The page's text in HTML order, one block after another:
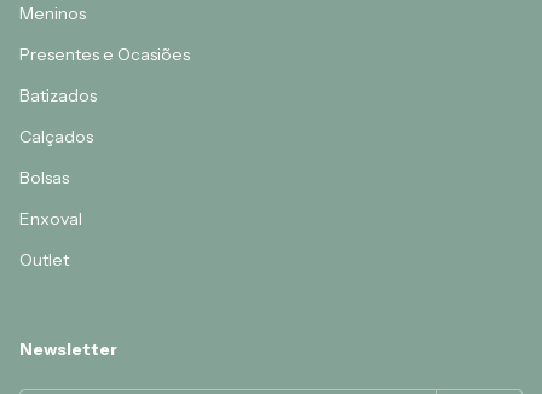
Meninos
Presentes e Ocasiões
Batizados
Calçados
Bolsas
Enxoval
Outlet
Newsletter